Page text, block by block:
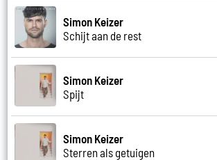
Simon Keizer
Schijt aan de rest
Simon Keizer
Spijt
Simon Keizer
Sterren als getuigen